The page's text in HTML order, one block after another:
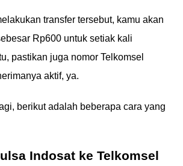
transfer tersebut, kamu akan
Rp600 untuk setiak kali
pastikan juga nomor Telkomsel
aktif, ya.
berikut adalah beberapa cara yang
Indosat ke Telkomsel